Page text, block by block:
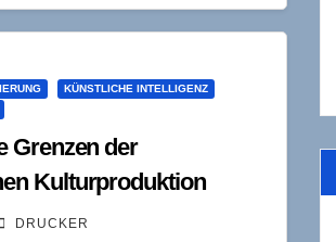
KÜNSTLICHE INTELLIGENZ
Grenzen der
Kulturproduktion
DRUCKER